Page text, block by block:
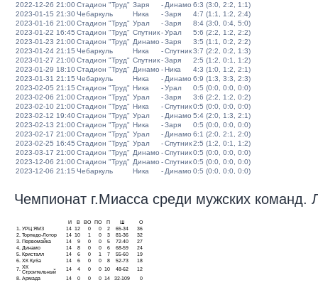
2022-12-26 21:00Стадион "Труд" Заря - Динамо 6:3 (3:0, 2:2, 1:1)
2023-01-15 21:30Чебаркуль Ника -Заря
4:7 (1:1, 1:2, 2:4)
2023-01-16 21:00Стадион "Труд" Урал -Заря
8:4 (3:0, 0:4, 5:0)
2023-01-22 16:45 Стадион "Труд" Спутник-Урал
5:6 (2:2, 1:2, 2:2)
2023-01-23 21:00Стадион "Труд" Динамо -Заря
3:5 (1:1, 0:2, 2:2)
2023-01-24 21:15 Чебаркуль Ника -Спутник3:7 (2:2, 0:2, 1:3)
2023-01-27 21:00Стадион "Труд" Спутник-Заря
2:5 (1:2, 0:1, 1:2)
2023-01-29 18:10Стадион "Труд" Динамо -Ника
4:3 (1:0, 1:2, 2:1)
2023-01-31 21:15 Чебаркуль Ника - Динамо 6:9 (1:3, 3:3, 2:3)
2023-02-05 21:15 Стадион "Труд" Ника -Урал
0:5 (0:0, 0:0, 0:0)
2023-02-06 21:00Стадион "Труд" Урал -Заря
3:6 (2:2, 1:2, 0:2)
2023-02-10 21:00Стадион "Труд" Ника -Спутник0:5 (0:0, 0:0, 0:0)
2023-02-12 19:40Стадион "Труд" Урал - Динамо 5:4 (2:0, 1:3, 2:1)
2023-02-13 21:00Стадион "Труд" Ника -Заря
0:5 (0:0, 0:0, 0:0)
2023-02-17 21:00Стадион "Труд" Урал - Динамо 6:1 (2:0, 2:1, 2:0)
2023-02-25 16:45 Стадион "Труд" Урал -Спутник2:5 (1:2, 0:1, 1:2)
2023-03-17 21:00Стадион "Труд" Динамо -Спутник0:5 (0:0, 0:0, 0:0)
2023-12-06 21:00Стадион "Труд" Динамо -Спутник0:5 (0:0, 0:0, 0:0)
2023-12-06 21:15 Чебаркуль Ника - Динамо 0:5 (0:0, 0:0, 0:0)
Чемпионат г.Миасса среди мужских команд.
И В ВО ПО П
О
1.
УРЦ ЯМЗ 14 12 0 0 2 65-34
36
2. Торпедо-Лотор 14 10 1 0 3 81-36
32
3.
Первомайка 14 9 0 0 5 72-40
27
4.
Динамо 14 8 0 0 6 68-59
24
5.
Кристалл 14 6 0 1 7 55-60
19
6. ХК Куба 14 6 0 0 8 52-73
18
7. ХК
Строительный
14 4 0 0 10 48-62
12
8. Армада 14 0 0 0 14 32-109 0